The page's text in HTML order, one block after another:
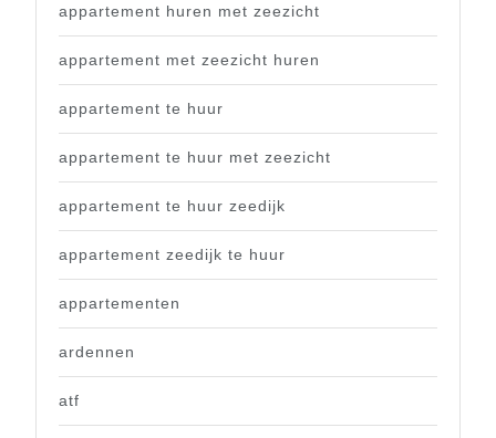
appartement huren met zeezicht
appartement met zeezicht huren
appartement te huur
appartement te huur met zeezicht
appartement te huur zeedijk
appartement zeedijk te huur
appartementen
ardennen
atf